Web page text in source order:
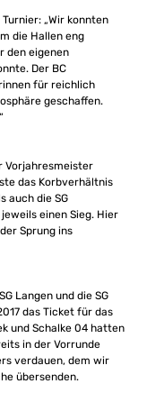
„Wir konnten
die Hallen eng
den eigenen
Der BC
für reichlich
geschaffen.
Vorjahresmeister
das Korbverhältnis
auch die SG
einen Sieg. Hier
Sprung ins
Langen und die SG
das Ticket für das
und Schalke 04 hatten
in der Vorrunde
verdauen, dem wir
übersenden.